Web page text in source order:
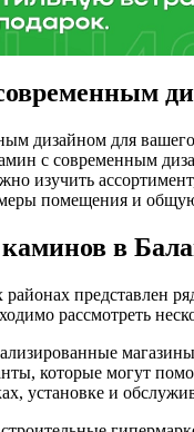
дизайном для
с современным
изучить
помещения и
в
представлен
рассмотреть
которые могут
установке и